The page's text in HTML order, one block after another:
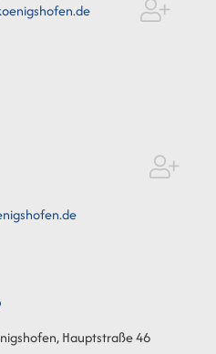
Hauptstraße 46